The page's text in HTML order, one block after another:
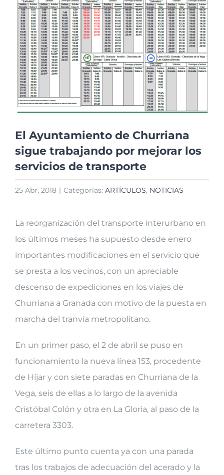
imagen
más
grande
El Ayuntamiento de Churriana
sigue trabajando por mejorar los
servicios de transporte
25 Abr, 2018 | Categorías: ARTÍCULOS, NOTICIAS
La reorganización del transporte interurbano en
los últimos meses ha supuesto desde enero
importantes modificaciones en el servicio que
se presta a los vecinos, con un apreciable
descenso de expediciones en los viajes de
Churriana a Granada con motivo de la puesta en
marcha del tranvía metropolitano.
En un primer paso, el 2 de abril se puso en
funcionamiento la nueva línea 153, procedente
de Híjar y con siete paradas en Churriana de la
Vega, seis de ellas a lo largo de la avenida
Cristóbal Colón y otra en La Gloria, al paso de la
carretera 3303.
Este último punto cuenta ya con una parada
tras los trabajos de adecuación del acerado y la